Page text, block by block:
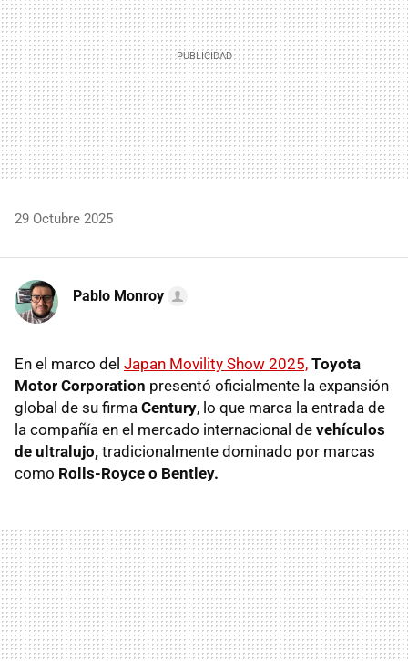
29 Octubre 2025
Pablo Monroy
En el marco del Japan Movility Show 2025, Toyota
Motor Corporation presentó oficialmente la expansión
global de su firma Century, lo que marca la entrada de
la compañía en el mercado internacional de vehículos
de ultralujo, tradicionalmente dominado por marcas
como Rolls-Royce o Bentley.